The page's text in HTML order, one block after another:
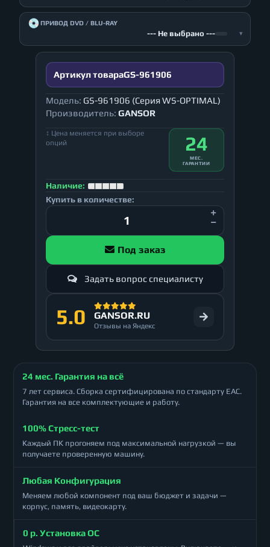
💿ПРИВОД DVD / BLU-RAY
--- Не выбрано --- ▾
Артикул товараGS-961906
Модель: GS-961906 (Серия WS-OPTIMAL)
Производитель: GANSOR
↕ Цена меняется при выборе
опций
24
МЕС.
ГАРАНТИИ
Наличие:
Купить в количестве:
Под заказ
Задать вопрос специалисту
5.0 GANSOR.RU
Отзывы на Яндекс
24 мес. Гарантия на всё
7 лет сервиса. Сборка сертифицирована по стандарту ЕАС.
Гарантия на все комплектующие и работу.
100% Стресс-тест
Каждый ПК прогоняем под максимальной нагрузкой — вы
получаете проверенную машину.
Любая Конфигурация
Меняем любой компонент под ваш бюджет и задачи —
корпус, память, видеокарту.
0 р. Установка ОС